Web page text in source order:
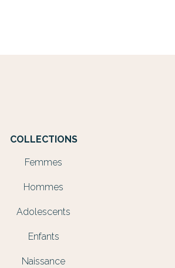
COLLECTIONS
Femmes
Hommes
Adolescents
Enfants
Naissance